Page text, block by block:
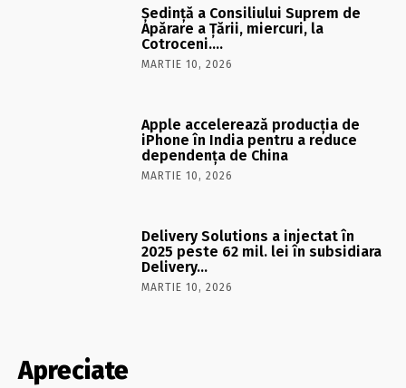
Şedinţă a Consiliului Suprem de
Apărare a Ţării, miercuri, la
Cotroceni….
MARTIE 10, 2026
Apple accelerează producția de
iPhone în India pentru a reduce
dependența de China
MARTIE 10, 2026
Delivery Solutions a injectat în
2025 peste 62 mil. lei în subsidiara
Delivery…
MARTIE 10, 2026
Apreciate